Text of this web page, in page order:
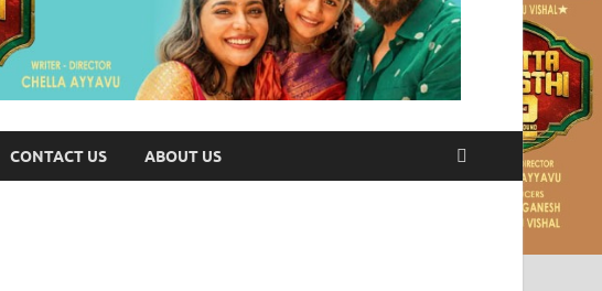
CONTACT US ABOUT US